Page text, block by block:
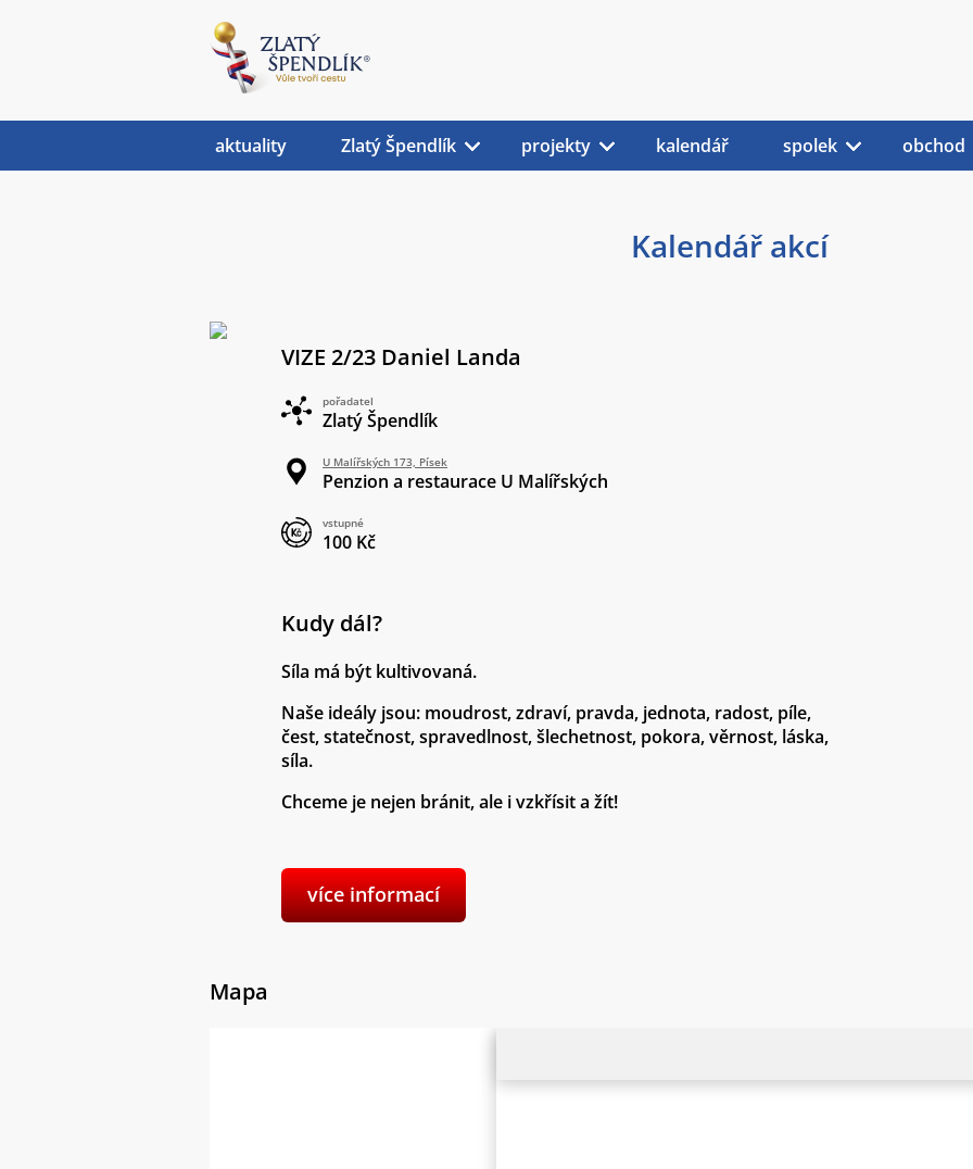
Kalendář akcí
VIZE 2/23 Daniel Landa
pořadatel
Zlatý Špendlík
U Malířských 173, Písek
Penzion a restaurace U Malířských
vstupné
100 Kč
Kudy dál?
Síla má být kultivovaná.
Naše ideály jsou: moudrost,zdraví, pravda, jednota, radost, píle,
čest,statečnost,spravedlnost,šlechetnost, pokora,věrnost, láska,
síla.
Chceme je nejen bránit, ale ivzkřísita žít!
více informací
Mapa
aktuality Zlatý Špendlík projekty kalendář spolek obchod